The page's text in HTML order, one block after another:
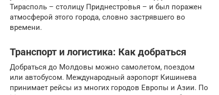
Тирасполь – столицу Приднестровья – и был поражен
атмосферой этого города, словно застрявшего во
времени.
Транспорт и логистика: Как добраться
Добраться до Молдовы можно самолетом, поездом
или автобусом. Международный аэропорт Кишинева
принимает рейсы из многих городов Европы и Азии. По